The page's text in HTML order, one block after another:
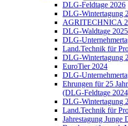
DLG-Feldtage 2026
DLG-Wintertagung
AGRITECHNICA
DLG-Waldtage 2025
DLG-
Land.Technik für
DLG-Wintertagung
EuroTier 2024
DLG-
Ehrungen für 25
(DLG-Feldtage
DLG-Wintertagung
Land.Technik für
Jahrestagung Junge